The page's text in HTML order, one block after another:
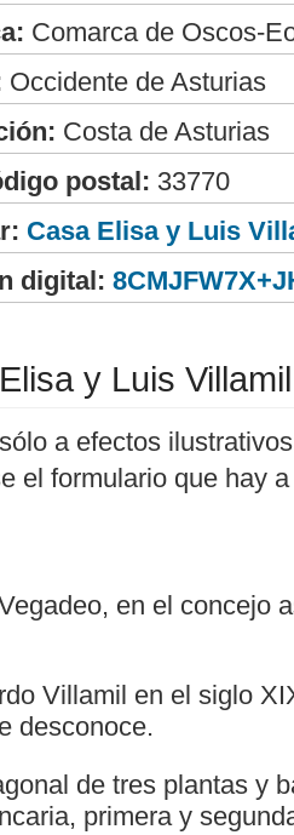
Comarca de Oscos-
Occidente de Asturias
Costa de Asturias
postal: 33770
Casa Elisa y Luis
digital:
y Luis Villamil
a efectos
el formulario que hay
en el concejo
Villamil en el siglo
desconoce.
de tres plantas y
primera y